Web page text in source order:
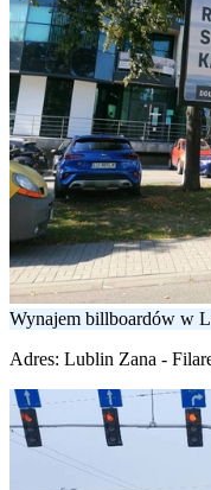
Wynajem billboardów w
Adres: Lublin Zana -